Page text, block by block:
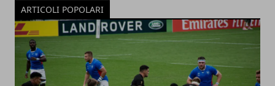
ARTICOLI POPOLARI